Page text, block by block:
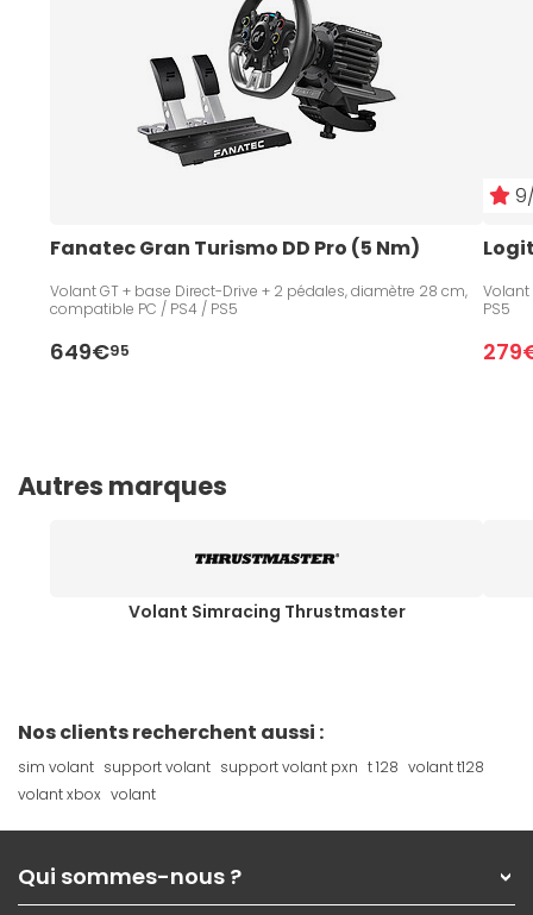
Fanatec Gran Turismo DD Pro (5 Nm)
Volant GT + base Direct-Drive + 2 pédales, diamètre 28 cm,
compatible PC / PS4 / PS5
649€95
Volant
PS5
Autres marques
Volant Simracing Thrustmaster
Nos clients recherchent aussi :
sim volant support volant support volant pxn t 128 volant t128
volant xbox volant
Qui sommes-nous ?